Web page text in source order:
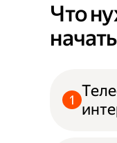
Что
начать